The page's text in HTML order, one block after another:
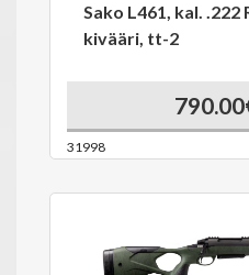
Sako L461, kal.
kivääri, tt-2
31998